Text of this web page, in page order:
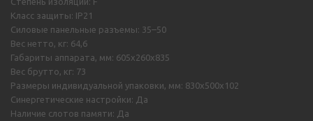
Класс защиты: IP21
Силовые панельные разъемы: 35–50
Вес нетто, кг: 64,6
Габариты аппарата, мм: 605х260х835
Вес брутто, кг: 73
Размеры индивидуальной упаковки, мм: 830х500х102
Синергетические настройки: Да
Наличие слотов памяти: Да